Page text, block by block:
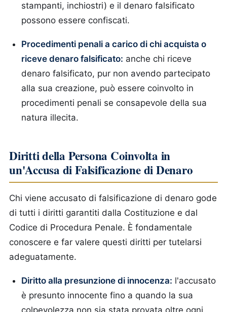
stampanti, inchiostri) e il denaro falsificato
possono essere confiscati.
Procedimenti penali a carico di chi acquista o
riceve denaro falsificato: anche chi riceve
denaro falsificato, pur non avendo partecipato
alla sua creazione, può essere coinvolto in
procedimenti penali se consapevole della sua
natura illecita.
Diritti della Persona Coinvolta in
un'Accusa di Falsificazione di Denaro
Chi viene accusato di falsificazione di denaro gode
di tutti i diritti garantiti dalla Costituzione e dal
Codice di Procedura Penale. È fondamentale
conoscere e far valere questi diritti per tutelarsi
adeguatamente.
Diritto alla presunzione di innocenza: l'accusato
è presunto innocente fino a quando la sua
colpevolezza non sia stata provata oltre ogni